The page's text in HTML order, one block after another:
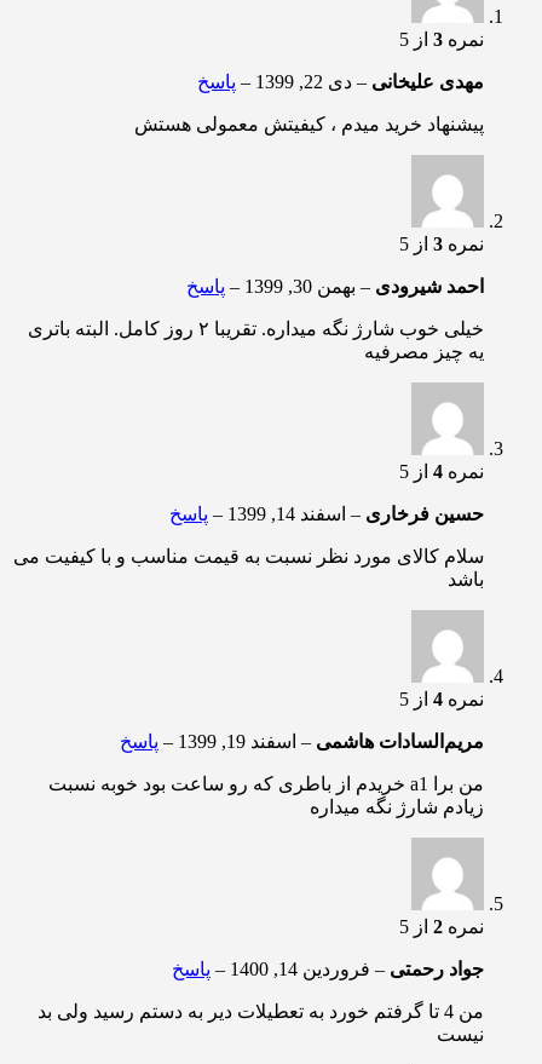
نمره 3 از 5
مهدی علیخانی – دی 22, 1399 – پاسخ
پیشنهاد خرید میدم ، کیفیتش معمولی هستش
نمره 3 از 5
احمد شیرودی – بهمن 30, 1399 – پاسخ
خیلی خوب شارژ نگه میداره. تقریبا ۲ روز کامل. البته باتری
یه چیز مصرفیه
نمره 4 از 5
حسین فرخاری – اسفند 14, 1399 – پاسخ
سلام کالای مورد نظر نسبت به قیمت مناسب و با کیفیت می
باشد
نمره 4 از 5
مریم‌السادات هاشمی – اسفند 19, 1399 – پاسخ
من برا a1 خریدم از باطری که رو ساعت بود خوبه نسبت
زیادم شارژ نگه میداره
نمره 2 از 5
جواد رحمتی – فروردین 14, 1400 – پاسخ
من 4 تا گرفتم خورد به تعطیلات دیر به دستم رسید ولی بد
نیست